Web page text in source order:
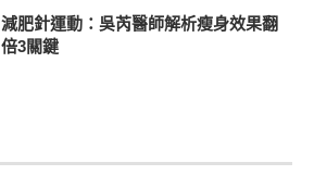
減肥針運動：吳芮醫師解析瘦身效果翻
倍3關鍵